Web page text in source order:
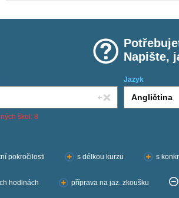
Napište,
Jazyk
škol: 8
pokročilosti
s délkou kurzu s
hodinách příprava na jaz. zkoušku